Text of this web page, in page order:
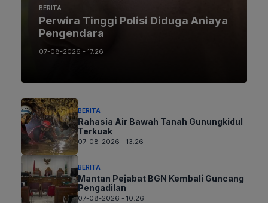
BERITA
Perwira Tinggi Polisi Diduga Aniaya
Pengendara
07-08-2026 - 17.26
BERITA
Rahasia Air Bawah Tanah Gunungkidul
Terkuak
07-08-2026 - 13.26
BERITA
Mantan Pejabat BGN Kembali Guncang
Pengadilan
07-08-2026 - 10.26